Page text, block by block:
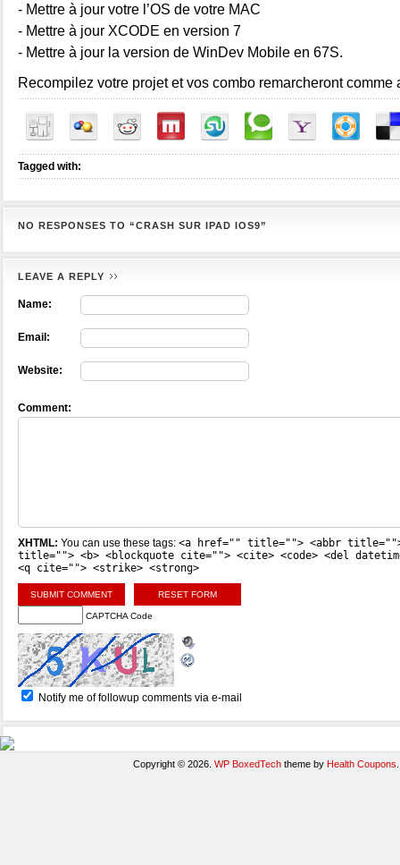
- Mettre à jour votre l’OS de votre MAC
- Mettre à jour XCODE en version 7
- Mettre à jour la version de WinDev Mobile en 67S.
Recompilez votre projet et vos combo remarcheront comme
Tagged with:
NO RESPONSES TO “CRASH SUR IPAD IOS9”
LEAVE A REPLY
Name:
Email:
Website:
Comment:
XHTML: You can use these tags: <a href="" title=""> <abbr title="">
title=""> <b> <blockquote cite=""> <cite> <code> <del
<q cite=""> <strike> <strong>
CAPTCHA Code
Notify me of followup comments via e-mail
Copyright © 2026.WP BoxedTech theme by Health Coupons